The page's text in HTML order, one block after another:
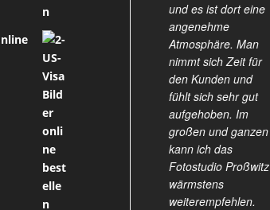
und es ist dort eine
angenehme
Atmosphäre. Man
nimmt sich Zeit für
den Kunden und
fühlt sich sehr gut
aufgehoben. Im
großen und ganzen
kann ich das
Fotostudio Proßwitz
wärmstens
weiterempfehlen.